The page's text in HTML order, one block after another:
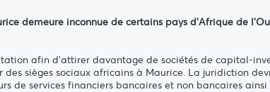
demeure inconnue de certains pays d'Afrique de
afin d'attirer davantage de sociétés de capital-
sièges sociaux africains à Maurice. La juridiction
de services financiers bancaires et non bancaires